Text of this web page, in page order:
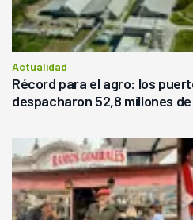
Actualidad
Récord para el agro: los
despacharon 52,8 millones